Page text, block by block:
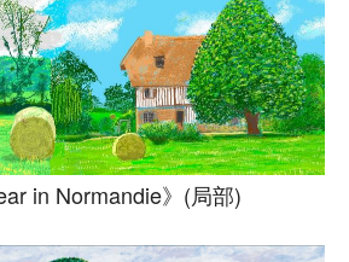
in Normandie》(局部)